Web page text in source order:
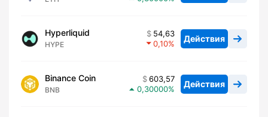
Hyperliquid
HYPE
54,63
0,10
Действия
Binance Coin
BNB
603,57
0,30000
Действия